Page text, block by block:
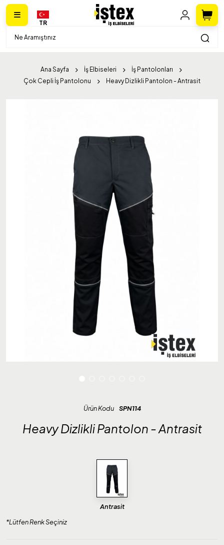
TR
Ana Sayfa İş Elbiseleri
İş Pantolonları
Çok Cepli İş Pantolonu
Heavy Dizlikli Pantolon - Antrasit
Ürün Kodu SPN114
Heavy Dizlikli Pantolon - Antrasit
Antrasit
*Lütfen Renk Seçiniz